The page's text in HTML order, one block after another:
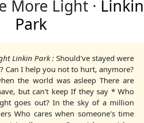
More Light · Linkin
Park
Linkin Park : Should've stayed were
Can I help you not to hurt, anymore?
the world was asleep There are
but can't keep If they say * Who
goes out? In the sky of a million
Who cares when someone's time